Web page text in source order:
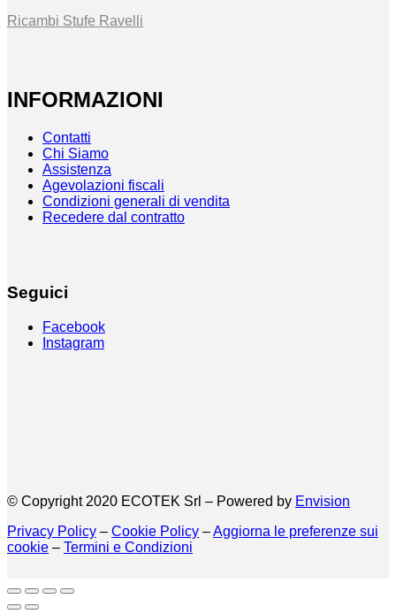
Ricambi Stufe Ravelli
INFORMAZIONI
Contatti
Chi Siamo
Assistenza
Agevolazioni fiscali
Condizioni generali di vendita
Recedere dal contratto
Seguici
Facebook
Instagram
© Copyright 2020 ECOTEK Srl – Powered by Envision
Privacy Policy – Cookie Policy –Aggiorna le preferenze sui
cookie – Termini e Condizioni